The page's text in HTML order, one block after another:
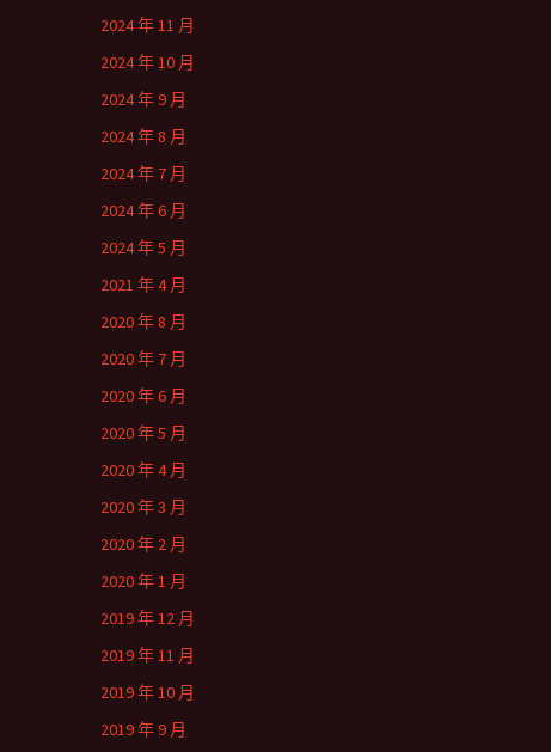
2024 年 11 月
2024 年 10 月
2024 年 9 月
2024 年 8 月
2024 年 7 月
2024 年 6 月
2024 年 5 月
2021 年 4 月
2020 年 8 月
2020 年 7 月
2020 年 6 月
2020 年 5 月
2020 年 4 月
2020 年 3 月
2020 年 2 月
2020 年 1 月
2019 年 12 月
2019 年 11 月
2019 年 10 月
2019 年 9 月